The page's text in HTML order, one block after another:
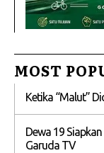
MOST
Ketika “Malut”
Dewa 19
Garuda TV